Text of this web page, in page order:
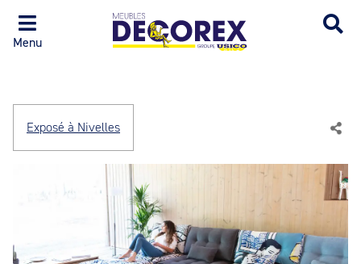
Menu
Exposé à Nivelles